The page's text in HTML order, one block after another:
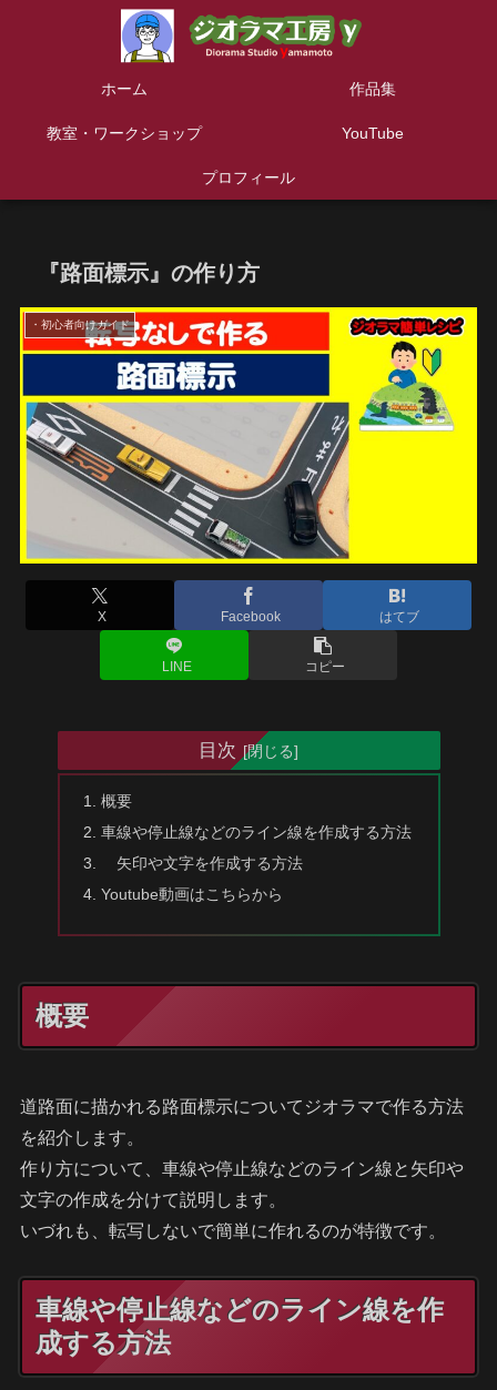
ホーム 作品集
教室・ワークショップ YouTube
プロフィール
『路面標示』の作り方
・初心者向けガイド
X Facebook はてブ
LINE コピー
目次
概要
車線や停止線などのライン線を作成する方法
矢印や文字を作成する方法
Youtube動画はこちらから
概要
道路面に描かれる路面標示についてジオラマで作る方法
を紹介します。
作り方について、車線や停止線などのライン線と矢印や
文字の作成を分けて説明します。
いづれも、転写しないで簡単に作れるのが特徴です。
車線や停止線などのライン線を作
成する方法